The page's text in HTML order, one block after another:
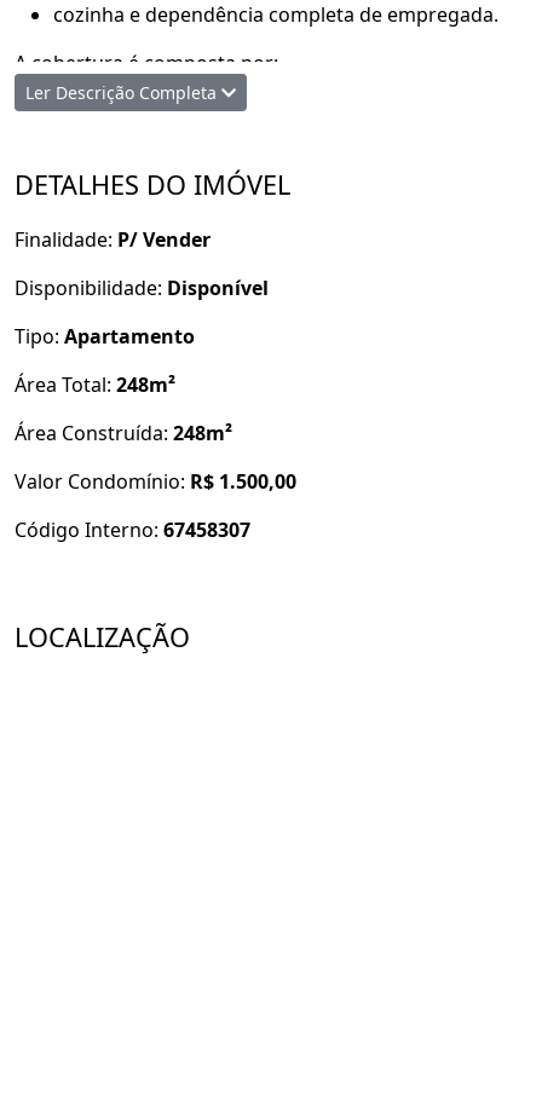
cozinha e dependência completa de empregada.
A cobertura é composta por:
sala de tv,
área gourmet.
Vagas de garagem para até 3 carros.
Agende uma visita com um de nossos corretores!
Ler Descrição Completa
DETALHES DO IMÓVEL
Finalidade: P/ Vender
Disponibilidade: Disponível
Tipo: Apartamento
Área Total: 248m²
Área Construída: 248m²
Valor Condomínio: R$ 1.500,00
Código Interno: 67458307
LOCALIZAÇÃO